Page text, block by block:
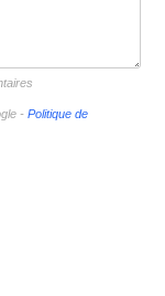
- Politique de